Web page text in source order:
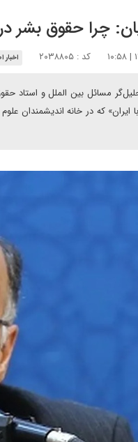
چرا حقوق
کد : ۲۰۳۸۸۰۵ اخبار
مسائل بین الملل و استاد
ایران» که در خانه اندیشمندان